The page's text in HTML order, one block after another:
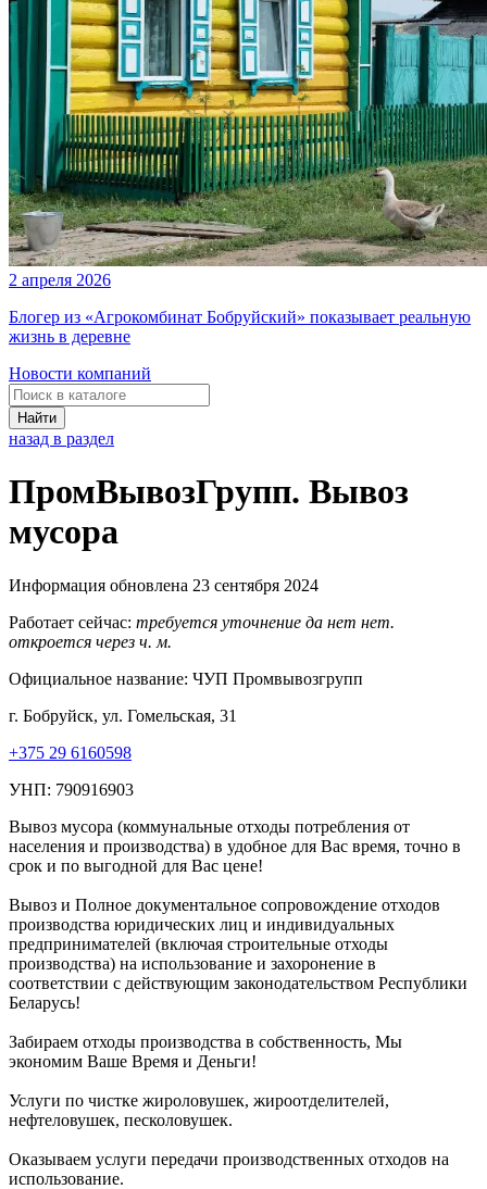
2 апреля 2026
Блогер из «Агрокомбинат Бобруйский» показывает реальную
жизнь в деревне
Новости компаний
Найти
назад в раздел
ПромВывозГрупп. Вывоз
мусора
Информация обновлена 23 сентября 2024
Работает сейчас: требуется уточнение да нет нет.
откроется через ч. м.
Официальное название: ЧУП Промвывозгрупп
г. Бобруйск, ул. Гомельская, 31
+375 29 6160598
УНП: 790916903
Вывоз мусора (коммунальные отходы потребления от
населения и производства) в удобное для Вас время, точно в
срок и по выгодной для Вас цене!
Вывоз и Полное документальное сопровождение отходов
производства юридических лиц и индивидуальных
предпринимателей (включая строительные отходы
производства) на использование и захоронение в
соответствии с действующим законодательством Республики
Беларусь!
Забираем отходы производства в собственность, Мы
экономим Ваше Время и Деньги!
Услуги по чистке жироловушек, жироотделителей,
нефтеловушек, песколовушек.
Оказываем услуги передачи производственных отходов на
использование.